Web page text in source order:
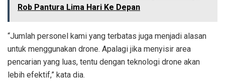
Rob Pantura Lima Hari Ke Depan
“Jumlah personel kami yang terbatas juga menjadi alasan
untuk menggunakan drone. Apalagi jika menyisir area
pencarian yang luas, tentu dengan teknologi drone akan
lebih efektif,” kata dia.